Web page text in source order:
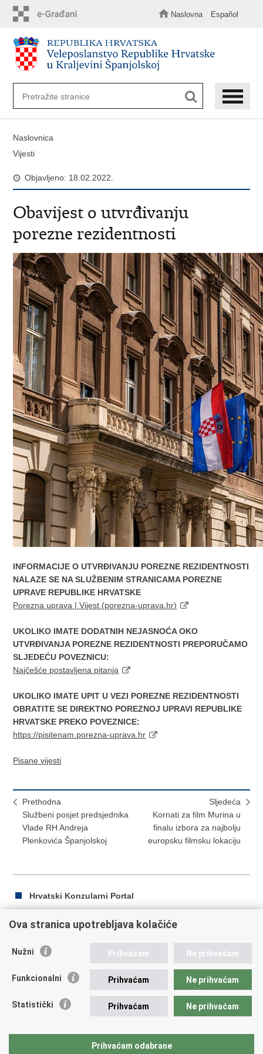
sadržaj
Naslovna Español
Naslovnica
Vijesti
Objavljeno: 18.02.2022.
Obavijest o utvrđivanju
porezne rezidentnosti
INFORMACIJE O UTVRĐIVANJU POREZNE REZIDENTNOSTI
NALAZE SE NA SLUŽBENIM STRANICAMA POREZNE
UPRAVE REPUBLIKE HRVATSKE
Porezna uprava | Vijest (porezna-uprava.hr)
UKOLIKO IMATE DODATNIH NEJASNOĆA OKO
UTVRĐIVANJA POREZNE REZIDENTNOSTI PREPORUČAMO
SLJEDEĆU POVEZNICU:
Najčešće postavljena pitanja
UKOLIKO IMATE UPIT U VEZI POREZNE REZIDENTNOSTI
OBRATITE SE DIREKTNO POREZNOJ UPRAVI REPUBLIKE
HRVATSKE PREKO POVEZNICE:
https://pisitenam.porezna-uprava.hr
Pisane vijesti
Prethodna
Službeni posjet predsjednika
Vlade RH Andreja
Plenkovića Španjolskoj
Sljedeća
Kornati za film Murina u
finalu izbora za najbolju
europsku filmsku lokaciju
Hrvatski Konzularni Portal
Ispiši
Podijeli
Facebooku
Twitteru
Republika Hrvatska
Trg N.Š. Zrinskog 7-8, 10000 Zagreb
fax: +385 (0)1 4551 795, +385 (0)1 4920 149
ministarstvo@mvep.hr
Ova stranica upotrebljava kolačiće
Nužni Prihvaćam Ne prihvaćam
Funkcionalni Prihvaćam Ne prihvaćam
Statistički Prihvaćam Ne prihvaćam
Prihvaćam odabrane